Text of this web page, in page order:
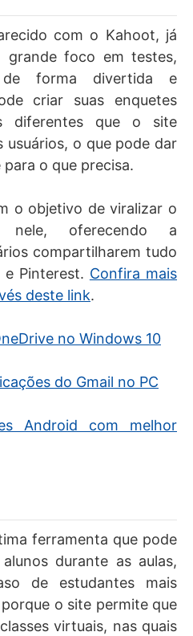
com o Kahoot, já
grande foco em testes,
forma divertida e
criar suas enquetes
diferentes que o site
usuários, o que pode dar
o que precisa.
o objetivo de viralizar o
nele, oferecendo a
compartilharem tudo
Pinterest. Confira mais
deste link.
no Windows 10
do Gmail no PC
Android com melhor
ferramenta que pode
durante as aulas,
de estudantes mais
o site permite que
virtuais, nas quais